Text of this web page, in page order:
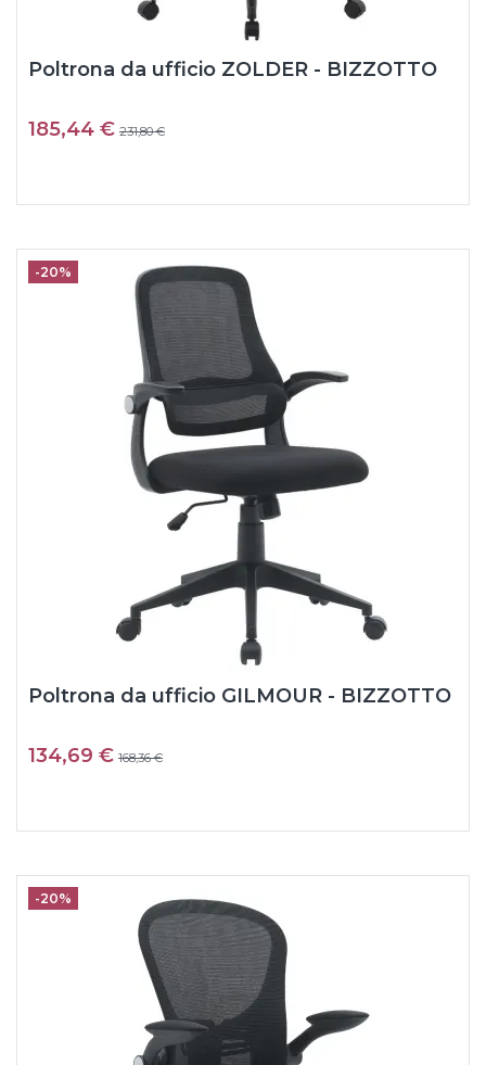
Poltrona da ufficio ZOLDER - BIZZOTTO
185,44 € 231,80 €
-20%
Poltrona da ufficio GILMOUR - BIZZOTTO
134,69 € 168,36 €
-20%